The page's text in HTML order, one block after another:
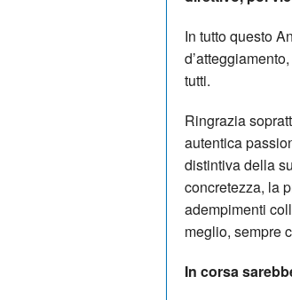
In tutto questo
tutti.
Ringrazia
autentica
distintiva della
concretezza, la
adempimenti
meglio, sempre
In corsa